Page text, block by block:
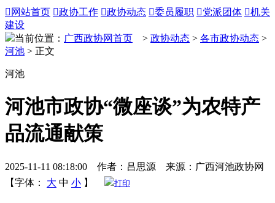
 网站首页 政协工作 政协动态 委员履职 党派团体 机关
建设
当前位置： 广西政协网首页 > 政协动态 > 各市政协动态 >
河池 > 正文
河池
河池市政协“微座谈”为农特产
品流通献策
2025-11-11 08:18:00 作者：吕思源 来源：广西河池政协网
【字体：
大 中 小 】 打印